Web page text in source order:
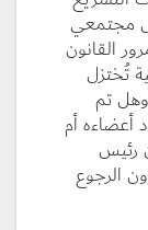
مجتمعي
القانون
تُختزل
تم
أعضاءه أم
رئيس
الرجوع